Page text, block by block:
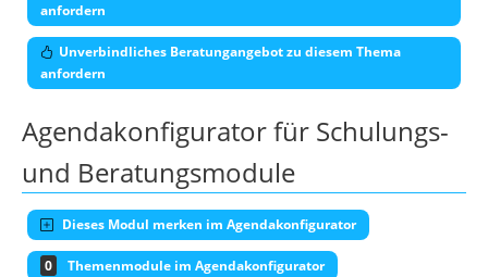
anfordern
Unverbindliches Beratungangebot zu diesem Thema
anfordern
Agendakonfigurator für Schulungs-
und Beratungsmodule
Dieses Modul merken im Agendakonfigurator
0 Themenmodule im Agendakonfigurator